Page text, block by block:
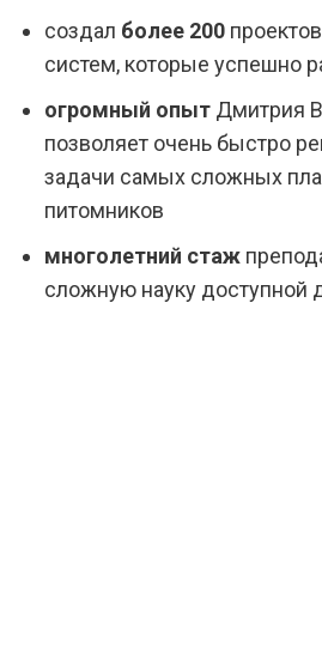
создал более 200
систем, которые успешно
огромный опыт Дмитрия
позволяет очень быстро
задачи самых сложных
питомников
многолетний стаж
сложную науку доступной